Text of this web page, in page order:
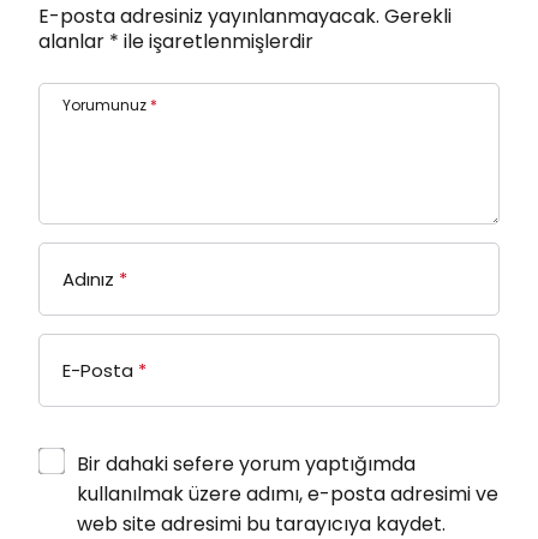
E-posta adresiniz yayınlanmayacak. Gerekli
alanlar * ile işaretlenmişlerdir
Yorumunuz *
Adınız *
E-Posta *
Bir dahaki sefere yorum yaptığımda
kullanılmak üzere adımı, e-posta adresimi ve
web site adresimi bu tarayıcıya kaydet.